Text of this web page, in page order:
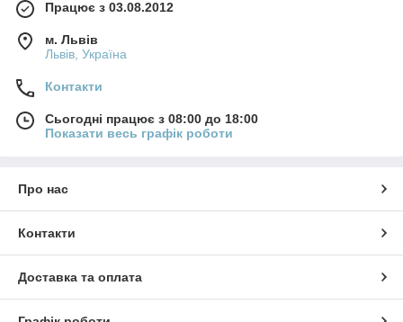
Працює з 03.08.2012
м. Львів
Львів, Україна
Контакти
Сьогодні працює з 08:00 до 18:00
Показати весь графік роботи
Про нас
Контакти
Доставка та оплата